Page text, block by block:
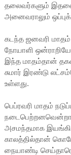
தலைவர்களும்
அனைவராலும்
கடந்த ஜனவரி
நோயாளி
இந்த மாதம்தான்
சுமார் இரண்டு
உள்ளது.
பெப்ரவரி மாதம்
நடைபெற்றனவென்றால்
அசமந்தமாக
காலத்தில்தான்
நையாண்டி